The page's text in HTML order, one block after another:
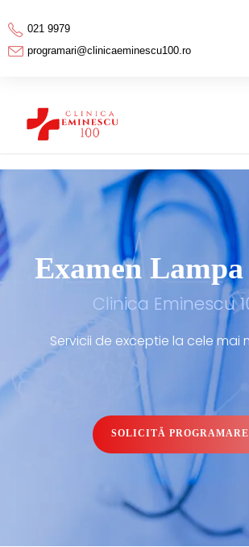
021 9979
programari@clinicaeminescu100.ro
SOLICITĂ PROGRAMARE